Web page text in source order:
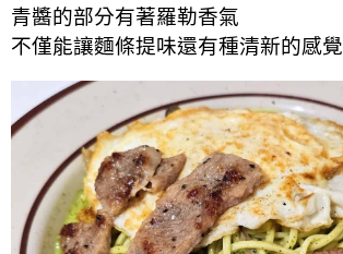
青醬的部分有著羅勒香氣
不僅能讓麵條提味還有種清新的感覺